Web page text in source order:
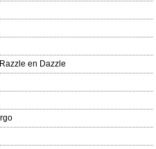
en Dazzle